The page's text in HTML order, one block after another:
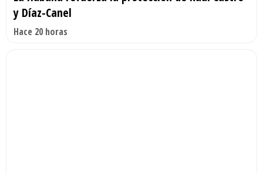
y Díaz-Canel
Hace 20 horas